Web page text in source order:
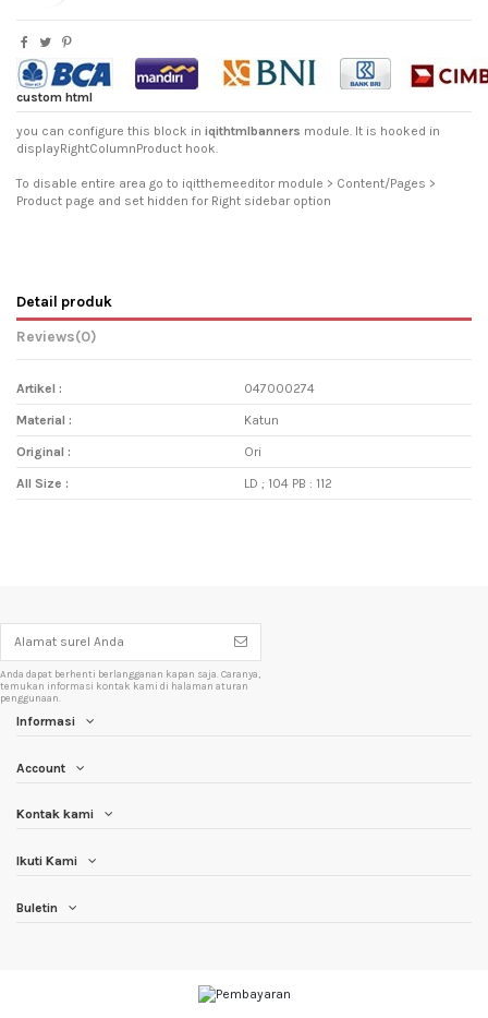
custom html
you can configure this block in iqithtmlbanners module. It is hooked in
displayRightColumnProduct hook.
To disable entire area go to iqitthemeeditor module > Content/Pages >
Product page and set hidden for Right sidebar option
Detail produk
Reviews(0)
Artikel : 047000274
Material : Katun
Original : Ori
All Size : LD ; 104 PB : 112
Anda dapat berhenti berlangganan kapan saja. Caranya,
temukan informasi kontak kami di halaman aturan
penggunaan.
Informasi
Account
Kontak kami
Ikuti Kami
Buletin